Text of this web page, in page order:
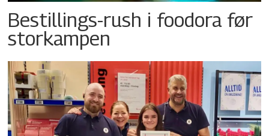
Bestillings-rush i foodora før
storkampen